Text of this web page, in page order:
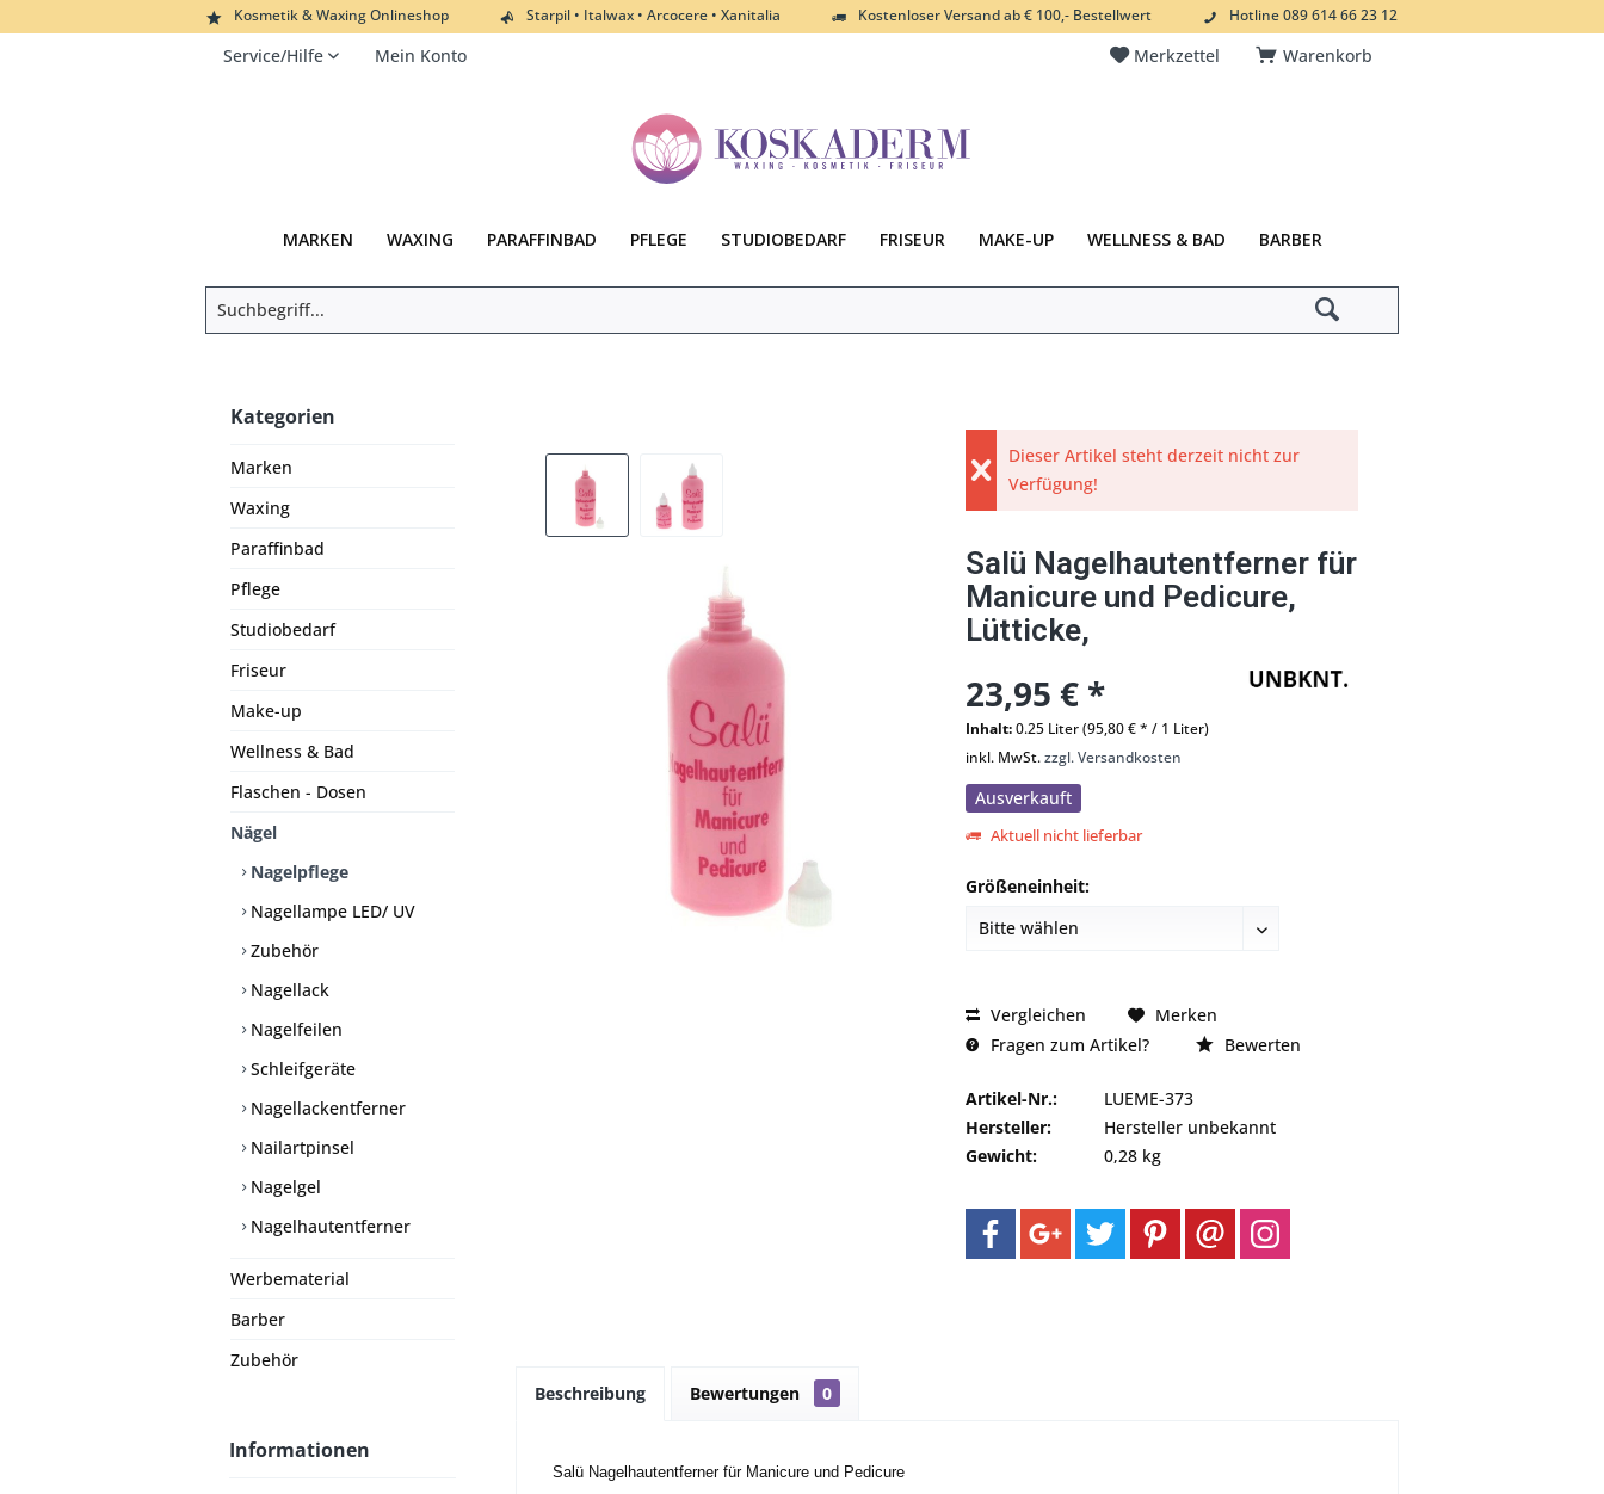
Kosmetik & Waxing Onlineshop Starpil • Italwax • Arcocere • Xanitalia Kostenloser Versand ab € 100,- Bestellwert Hotline 089 614 66 23 12
Warenkorb
Merkzettel
Service/Hilfe Mein Konto
MARKEN WAXING PARAFFINBAD PFLEGE STUDIOBEDARF FRISEUR MAKE-UP WELLNESS & BAD BARBER
Kategorien
Marken
Waxing
Paraffinbad
Pflege
Studiobedarf
Friseur
Make-up
Wellness & Bad
Flaschen - Dosen
Nägel
Nagelpflege
Nagellampe LED/ UV
Zubehör
Nagellack
Nagelfeilen
Schleifgeräte
Nagellackentferner
Nailartpinsel
Nagelgel
Nagelhautentferner
Werbematerial
Barber
Zubehör
Informationen
Dieser Artikel steht derzeit nicht zur
Verfügung!
Salü Nagelhautentferner für
Manicure und Pedicure,
Lütticke,
23,95 € *
Inhalt:0.25 Liter (95,80 € * / 1 Liter)
inkl. MwSt.zzgl. Versandkosten
Ausverkauft
Aktuell nicht lieferbar
Größeneinheit:
Vergleichen
Merken
Fragen zum Artikel?
Bewerten
Artikel-Nr.:
LUEME-373
Hersteller:
Hersteller unbekannt
Gewicht:
0,28 kg
Beschreibung Bewertungen 0
Salü Nagelhautentferner für Manicure und Pedicure